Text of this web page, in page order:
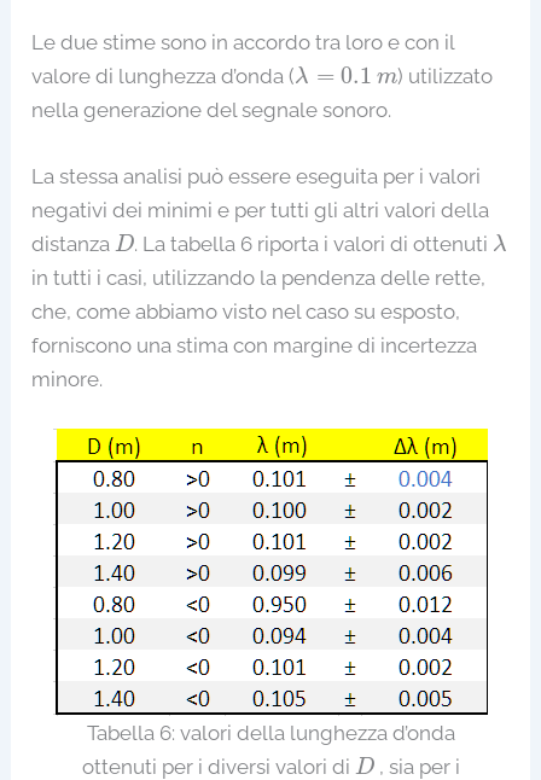
Le due stime sono in accordo tra loro e con il
valore di lunghezza d’onda (λ = 0.1 m
λ 0.1m
) utilizzato
nella generazione del segnale sonoro.
La stessa analisi può essere eseguita per i valori
negativi dei minimi e per tutti gli altri valori della
distanza D
D. La tabella 6 riporta i valori di ottenuti λ
λ
in tutti i casi, utilizzando la pendenza delle rette,
che, come abbiamo visto nel caso su esposto,
forniscono una stima con margine di incertezza
minore.
Tabella 6: valori della lunghezza d’onda
ottenuti per i diversi valori di D
D, sia per i